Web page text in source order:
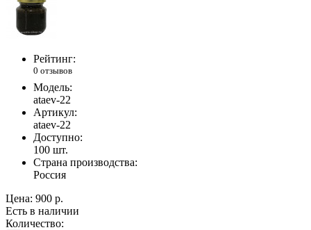
Рейтинг:
0 отзывов
Модель:
ataev-22
Артикул:
ataev-22
Доступно:
100 шт.
Страна производства:
Россия
Цена: 900 р.
Есть в наличии
Количество: